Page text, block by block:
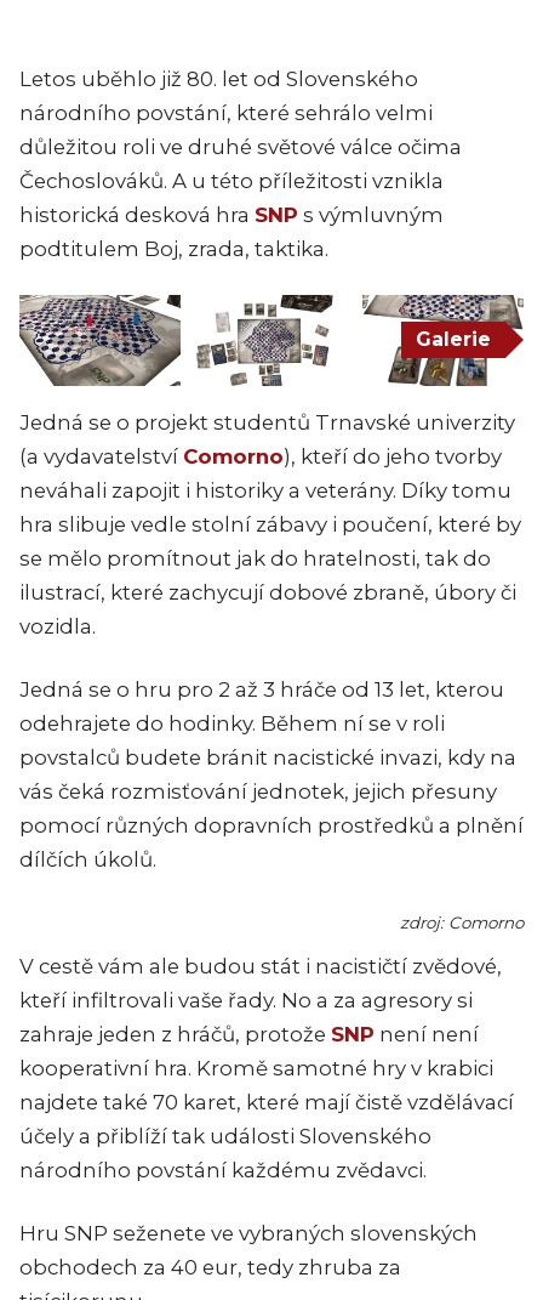
Letos uběhlo již 80. let od Slovenského
národního povstání, které sehrálo velmi
důležitou roli ve druhé světové válce očima
Čechoslováků. A u této příležitosti vznikla
historická desková hra SNP s výmluvným
podtitulem Boj, zrada, taktika.
Galerie
Jedná se o projekt studentů Trnavské univerzity
(a vydavatelství Comorno), kteří do jeho tvorby
neváhali zapojit i historiky a veterány. Díky tomu
hra slibuje vedle stolní zábavy i poučení, které by
se mělo promítnout jak do hratelnosti, tak do
ilustrací, které zachycují dobové zbraně, úbory či
vozidla.
Jedná se o hru pro 2 až 3 hráče od 13 let, kterou
odehrajete do hodinky. Během ní se v roli
povstalců budete bránit nacistické invazi, kdy na
vás čeká rozmisťování jednotek, jejich přesuny
pomocí různých dopravních prostředků a plnění
dílčích úkolů.
zdroj: Comorno
V cestě vám ale budou stát i nacističtí zvědové,
kteří infiltrovali vaše řady. No a za agresory si
zahraje jeden z hráčů, protože SNP není není
kooperativní hra. Kromě samotné hry v krabici
najdete také 70 karet, které mají čistě vzdělávací
účely a přiblíží tak události Slovenského
národního povstání každému zvědavci.
Hru SNP seženete ve vybraných slovenských
obchodech za 40 eur, tedy zhruba za